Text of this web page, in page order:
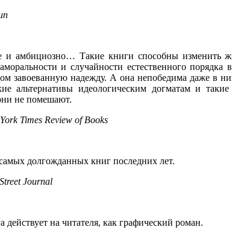
и амбициозно… Такие книги способны изменить
и случайности естественного
завоеванную надежду. А она непобедима даже в
альтернативы идеологическим догматам и
не помешают.
Times Review of Books
долгожданных книг последних лет.
Journal
действует на читателя, как графический роман.